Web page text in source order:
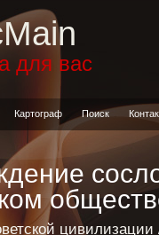
для вас
Картограф Поиск
цивилизации